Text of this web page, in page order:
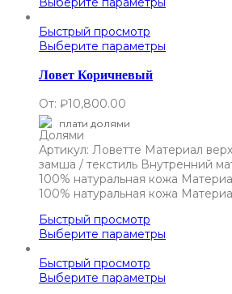
Быстрый просмотр
Выберите параметры
Ловет Коричневый
От: ₽10,800.00
плати долями
Артикул: Ловетте Материал
замша / текстиль Внутренний
100% натуральная кожа
100% натуральная кожа
Быстрый просмотр
Выберите параметры
Быстрый просмотр
Выберите параметры